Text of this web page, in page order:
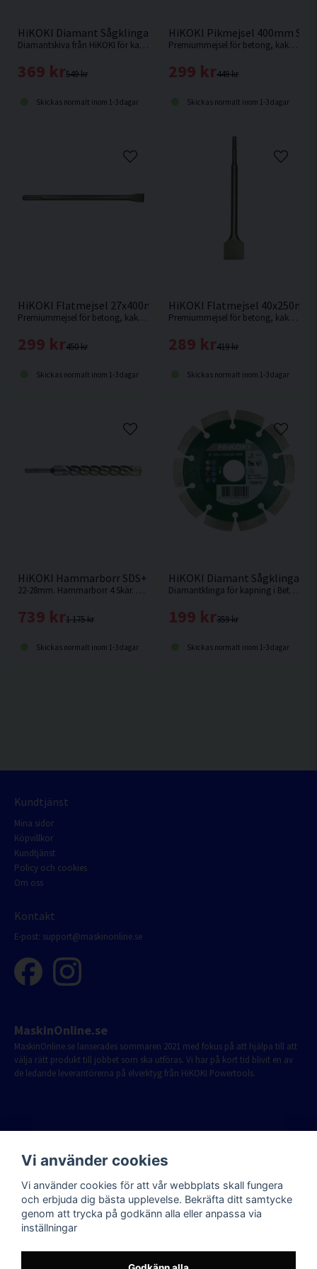
HiKOKI Diamant Sågklinga Betong 180mm
Diamantskiva från HiKOKI för kapning av betong, lättbetong, betongplattor med mera.
549 kr
369 kr
Skickas normalt inom 1-3 dagar
HiKOKI Pikmejsel 400mm
Premiummejsel för betong, kakel, murverk och sten från HiKOKI.
449 kr
299 kr
Skickas normalt inom 1-3 dagar
HiKOKI Flatmejsel 27x400mm SDS-Max
Premiummejsel för betong, kakel, murverk och sten från HiKOKI.
450 kr
299 kr
Skickas normalt inom 1-3 dagar
HiKOKI Flatmejsel 40x250mm
Premiummejsel för betong, kakel, murverk och sten från HiKOKI.
419 kr
289 kr
Skickas normalt inom 1-3 dagar
HiKOKI Hammarborr SDS+ 4 Skär 200/250mm 22-28mm
22-28mm. Hammarborr 4 Skär. SDS Plus-fäste. Arbetslängd 200mm. Totallängd 250mm.
1 175 kr
739 kr
Skickas normalt inom 1-3 dagar
HiKOKI Diamant Sågklinga
Diamantklinga för kapning i Betong.
359 kr
199 kr
Skickas normalt inom 1-3 dagar
Kundtjänst
Mina sidor
Köpvillkor
Kundtjänst
Policy och cookies
Om oss
Kontakt
E-post: support@maskinonline.se
MaskinOnline.se
MaskinOnline.se lanserades sommaren 2021 med fokus på att hjälpa till att
välja rätt produkt till jobbet som ska utföras. Vi har på kort tid blivit en av
de ledande leverantörerna på elverktyg från HiKOKI Powertools.
Vi använder cookies
Vi använder cookies för att vår webbplats skall fungera
och erbjuda dig bästa upplevelse. Bekräfta ditt samtycke
genom att trycka på godkänn alla eller anpassa via
inställningar